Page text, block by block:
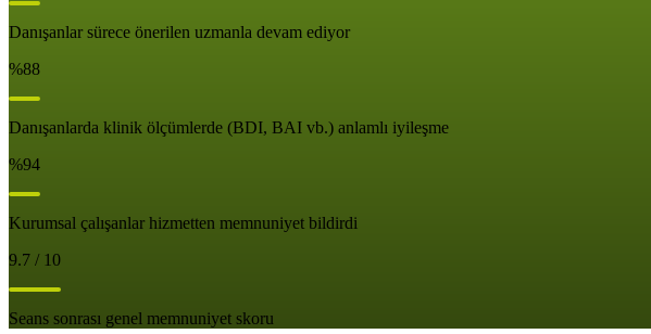
Danışanlar sürece önerilen uzmanla devam ediyor
%88
Danışanlarda klinik ölçümlerde (BDI, BAI vb.) anlamlı iyileşme
%94
Kurumsal çalışanlar hizmetten memnuniyet bildirdi
9.7 / 10
Seans sonrası genel memnuniyet skoru